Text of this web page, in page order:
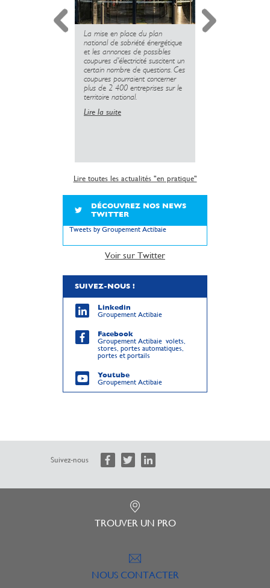
La mise en place du plan
national de sobriété énergétique
et les annonces de possibles
coupures d’électricité suscitent un
certain nombre de questions. Ces
coupures pourraient concerner
plus de 2 400 entreprises sur le
territoire national.
Lire la suite
Lire toutes les actualités "en pratique"
DÉCOUVREZ NOS NEWS
TWITTER
Tweets by Groupement Actibaie
Voir sur Twitter
SUIVEZ-NOUS !
Linkedin
Groupement Actibaie
Facebook
Groupement Actibaie volets,
stores, portes automatiques,
portes et portails
Youtube
Groupement Actibaie
Suivez-nous
TROUVER UN PRO
NOUS CONTACTER